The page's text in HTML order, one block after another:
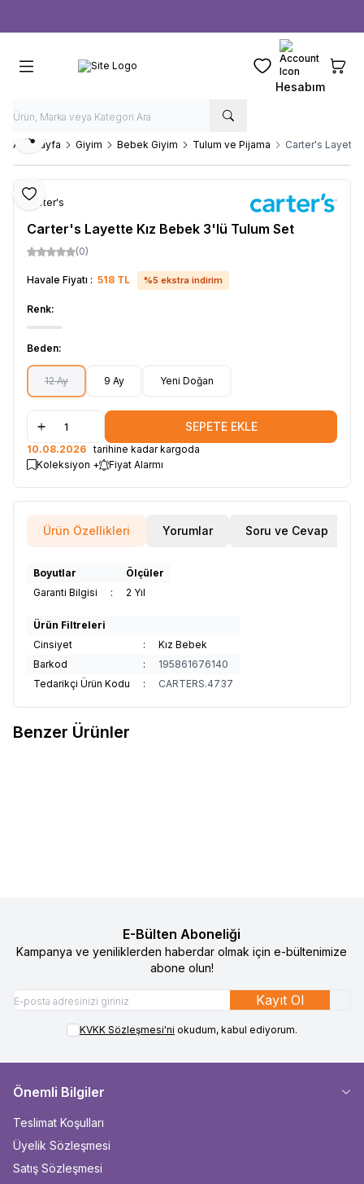
Favorilerim
Hesabım
Ana Sayfa Giyim Bebek Giyim Tulum ve Pijama Carter's Layette
Favoriye Ekle
Paylaş
Carter's
Carter's Layette Kız Bebek 3'lü Tulum Set
(0)
Havale Fiyatı : 518 TL %5 ekstra indirim
Renk:
Beden:
12 Ay 9 Ay Yeni Doğan
SEPETE EKLE
10.08.2026 tarihine kadar kargoda
Koleksiyon +
Fiyat Alarmı
Ürün Özellikleri Yorumlar Soru ve Cevap
Boyutlar
Ölçüler
Garanti Bilgisi
: 2 Yıl
Ürün Filtreleri
Cinsiyet
:
Kız Bebek
Barkod
:
195861676140
Tedarikçi Ürün Kodu
: CARTERS.4737
Benzer Ürünler
E-Bülten Aboneliği
Kampanya ve yeniliklerden haberdar olmak için e-bültenimize
abone olun!
Kayıt Ol
KVKK Sözleşmesi'ni okudum, kabul ediyorum.
Önemli Bilgiler
Teslimat Koşulları
Üyelik Sözleşmesi
Satış Sözleşmesi